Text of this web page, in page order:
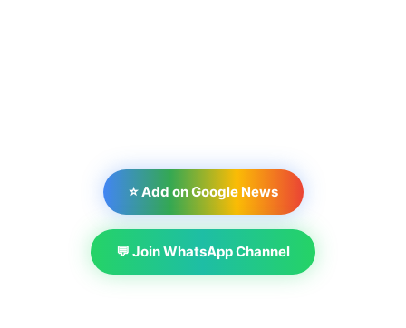
⭐ Add on Google News
💬 Join WhatsApp Channel